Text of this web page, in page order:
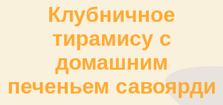
Клубничное
тирамису с
домашним
печеньем савоярди